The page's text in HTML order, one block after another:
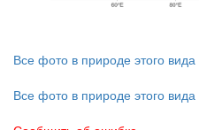
Все фото в природе этого вида
Все фото в природе этого вида